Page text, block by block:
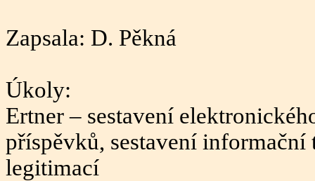
Zapsala: D. Pěkná
Úkoly:
Ertner – sestavení
příspěvků, sestavení
legitimací